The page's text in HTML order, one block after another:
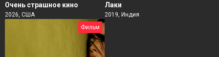
Очень страшное кино
2026, США
Лаки
2019, Индия
Фильм